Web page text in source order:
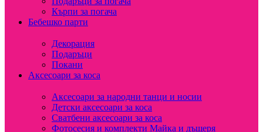
Кърпи за погача
Бебешко парти
Декорация
Подаръци
Покани
Аксесоари за коса
Аксесоари за народни танци и носии
Детски аксесоари за коса
Сватбени аксесоари за коса
Фотосесия и комплекти Майка и дъщеря